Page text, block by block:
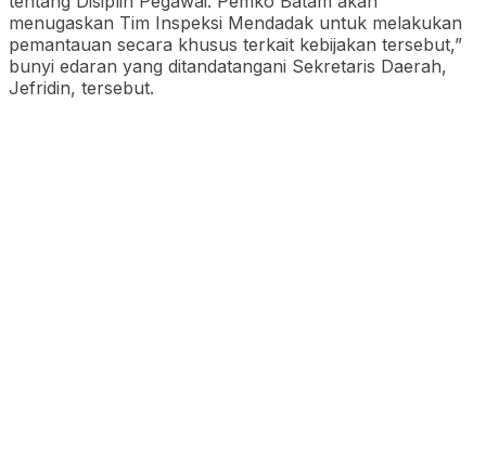
menugaskan Tim Inspeksi Mendadak untuk melakukan
pemantauan secara khusus terkait kebijakan tersebut,”
bunyi edaran yang ditandatangani Sekretaris Daerah,
Jefridin, tersebut.